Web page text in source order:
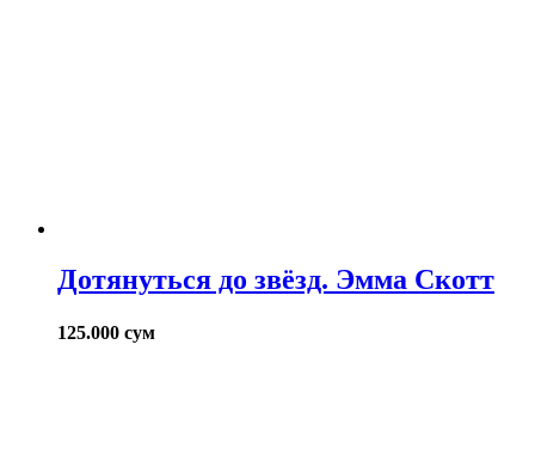
Дотянуться до звёзд. Эмма Скотт
125.000 сум